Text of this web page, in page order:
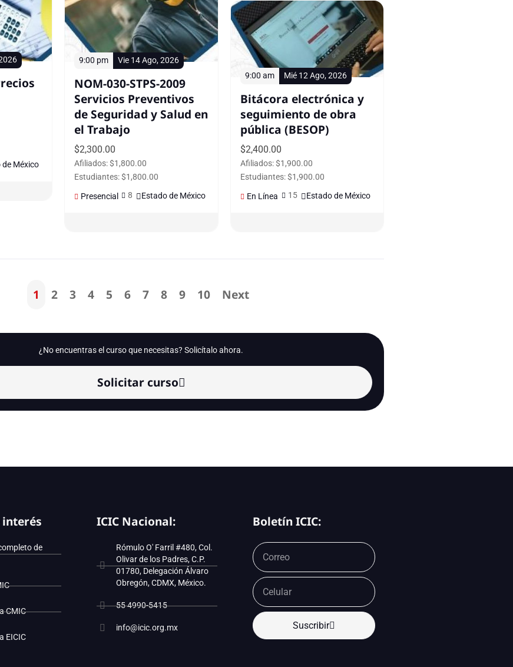
de México
9:00 pm Vie 14 Ago, 2026
NOM-030-STPS-2009
Servicios Preventivos
de Seguridad y Salud en
el Trabajo
$2,300.00
Afiliados: $1,800.00
Estudiantes: $1,800.00
Presencial
8 Estado de México
9:00 am Mié 12 Ago, 2026
Bitácora electrónica y
seguimiento de obra
pública (BESOP)
$2,400.00
Afiliados: $1,900.00
Estudiantes: $1,900.00
En Línea
15 Estado de México
1 2 3 4 5 6 7 8 9 10 Next
¿No encuentras el curso que necesitas? Solicítalo ahora.
Solicitar curso
interés
de
CMIC
EICIC
ICIC Nacional:
Rómulo O' Farril #480, Col.
Olivar de los Padres, C.P.
01780, Delegación Álvaro
Obregón, CDMX, México.
55 4990-5415
info@icic.org.mx
Boletín ICIC:
Suscribir